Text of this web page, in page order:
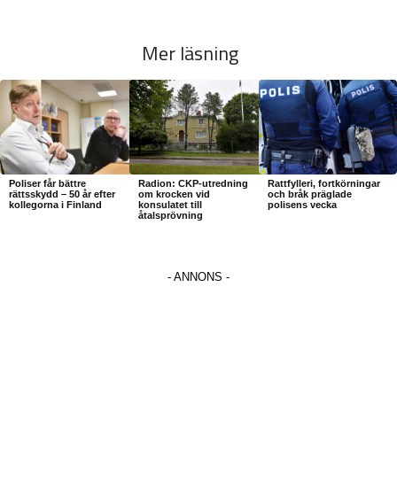
Mer läsning
Poliser får bättre
rättsskydd – 50 år efter
kollegorna i Finland
Radion: CKP-utredning
om krocken vid
konsulatet till
åtalsprövning
Rattfylleri, fortkörningar
och bråk präglade
polisens vecka